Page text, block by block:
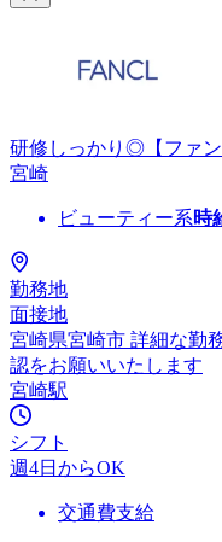
研修しっかり◎【ファ
宮崎
ビューティー系時
勤務地
面接地
宮崎県宮崎市 詳細な勤
認をお願いいたします
宮崎駅
シフト
週4日からOK
交通費支給